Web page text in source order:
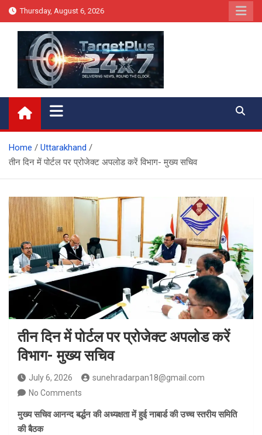
Skip
to
Thursday, August 6, 2026
Target Plus 24×7
Home
Uttarakhand
तीन दिन में पोर्टल पर प्रोजेक्ट अपलोड करें विभाग- मुख्य सचिव
तीन दिन में पोर्टल पर प्रोजेक्ट अपलोड करें
विभाग- मुख्य सचिव
July 6, 2026
sunehradarpan18@gmail.com
No Comments
मुख्य सचिव आनन्द बर्द्धन की अध्यक्षता में हुई नाबार्ड की उच्च स्तरीय समिति
की बैठक